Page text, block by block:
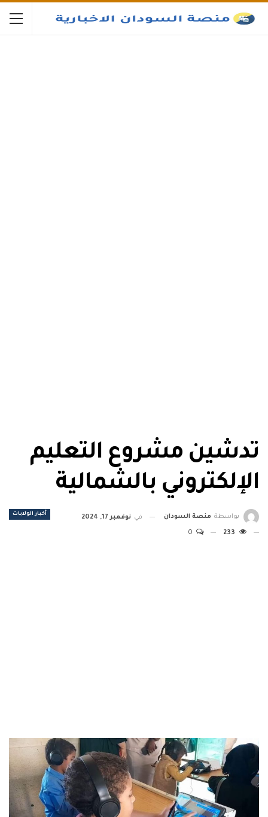
تدشين مشروع التعليم
الإلكتروني بالشمالية
أخبار الولايات بواسطة منصة السودان في نوفمبر 17, 2024
233